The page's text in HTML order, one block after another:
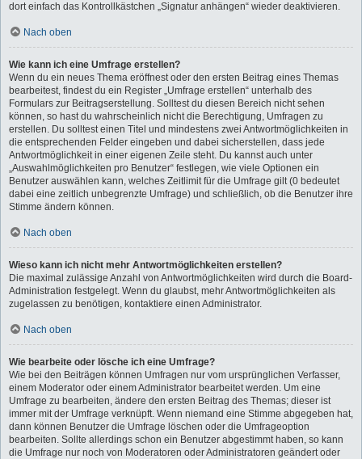
dort einfach das Kontrollkästchen „Signatur anhängen“ wieder deaktivieren.
Nach oben
Wie kann ich eine Umfrage erstellen?
Wenn du ein neues Thema eröffnest oder den ersten Beitrag eines Themas
bearbeitest, findest du ein Register „Umfrage erstellen“ unterhalb des
Formulars zur Beitragserstellung. Solltest du diesen Bereich nicht sehen
können, so hast du wahrscheinlich nicht die Berechtigung, Umfragen zu
erstellen. Du solltest einen Titel und mindestens zwei Antwortmöglichkeiten in
die entsprechenden Felder eingeben und dabei sicherstellen, dass jede
Antwortmöglichkeit in einer eigenen Zeile steht. Du kannst auch unter
„Auswahlmöglichkeiten pro Benutzer“ festlegen, wie viele Optionen ein
Benutzer auswählen kann, welches Zeitlimit für die Umfrage gilt (0 bedeutet
dabei eine zeitlich unbegrenzte Umfrage) und schließlich, ob die Benutzer ihre
Stimme ändern können.
Nach oben
Wieso kann ich nicht mehr Antwortmöglichkeiten erstellen?
Die maximal zulässige Anzahl von Antwortmöglichkeiten wird durch die Board-
Administration festgelegt. Wenn du glaubst, mehr Antwortmöglichkeiten als
zugelassen zu benötigen, kontaktiere einen Administrator.
Nach oben
Wie bearbeite oder lösche ich eine Umfrage?
Wie bei den Beiträgen können Umfragen nur vom ursprünglichen Verfasser,
einem Moderator oder einem Administrator bearbeitet werden. Um eine
Umfrage zu bearbeiten, ändere den ersten Beitrag des Themas; dieser ist
immer mit der Umfrage verknüpft. Wenn niemand eine Stimme abgegeben hat,
dann können Benutzer die Umfrage löschen oder die Umfrageoption
bearbeiten. Sollte allerdings schon ein Benutzer abgestimmt haben, so kann
die Umfrage nur noch von Moderatoren oder Administratoren geändert oder